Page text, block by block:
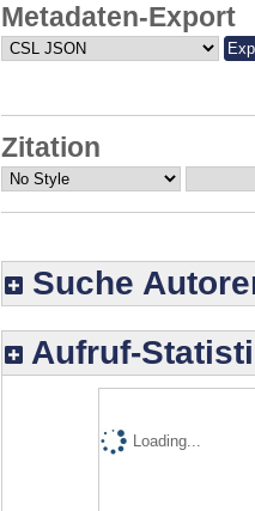
Metadaten-Export
Zitation
Suche
Aufruf-
Loading...